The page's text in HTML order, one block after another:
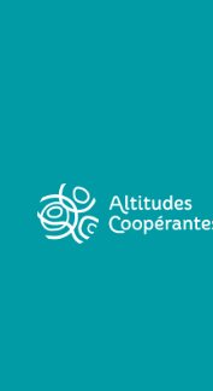
Aller au contenu